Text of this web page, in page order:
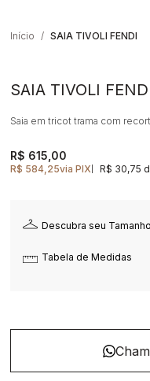
Início SAIA TIVOLI FENDI
SAIA TIVOLI
Saia em tricot trama com
R$ 584,25via PIX R$ 30,75
R$ 615,00
Descubra seu Tamanho
Tabela de Medidas